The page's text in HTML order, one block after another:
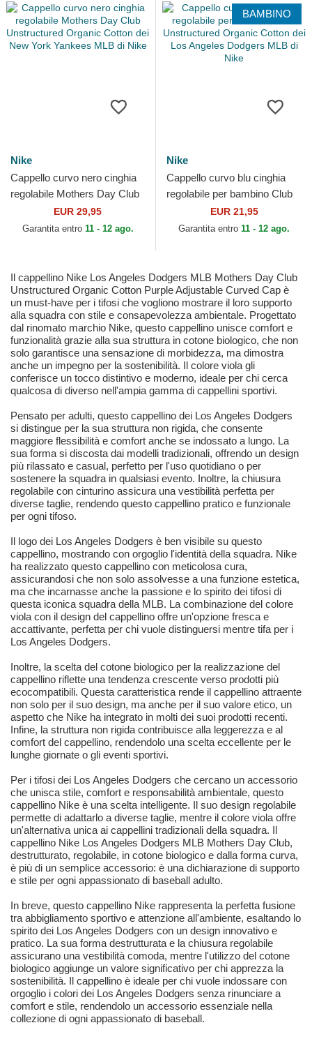
Nike
Cappello curvo nero cinghia
regolabile Mothers Day Club
Unstructured Organic Cotton
dei New York...
EUR 29,95
Garantita entro 11 - 12 ago.
BAMBINO
Nike
Cappello curvo blu cinghia
regolabile per bambino Club
Unstructured Organic Cotton
dei Los...
EUR 21,95
Garantita entro 11 - 12 ago.
Il cappellino Nike Los Angeles Dodgers MLB Mothers Day Club
Unstructured Organic Cotton Purple Adjustable Curved Cap è
un must-have per i tifosi che vogliono mostrare il loro supporto
alla squadra con stile e consapevolezza ambientale. Progettato
dal rinomato marchio Nike, questo cappellino unisce comfort e
funzionalità grazie alla sua struttura in cotone biologico, che non
solo garantisce una sensazione di morbidezza, ma dimostra
anche un impegno per la sostenibilità. Il colore viola gli
conferisce un tocco distintivo e moderno, ideale per chi cerca
qualcosa di diverso nell'ampia gamma di cappellini sportivi.
Pensato per adulti, questo cappellino dei Los Angeles Dodgers
si distingue per la sua struttura non rigida, che consente
maggiore flessibilità e comfort anche se indossato a lungo. La
sua forma si discosta dai modelli tradizionali, offrendo un design
più rilassato e casual, perfetto per l'uso quotidiano o per
sostenere la squadra in qualsiasi evento. Inoltre, la chiusura
regolabile con cinturino assicura una vestibilità perfetta per
diverse taglie, rendendo questo cappellino pratico e funzionale
per ogni tifoso.
Il logo dei Los Angeles Dodgers è ben visibile su questo
cappellino, mostrando con orgoglio l'identità della squadra. Nike
ha realizzato questo cappellino con meticolosa cura,
assicurandosi che non solo assolvesse a una funzione estetica,
ma che incarnasse anche la passione e lo spirito dei tifosi di
questa iconica squadra della MLB. La combinazione del colore
viola con il design del cappellino offre un'opzione fresca e
accattivante, perfetta per chi vuole distinguersi mentre tifa per i
Los Angeles Dodgers.
Inoltre, la scelta del cotone biologico per la realizzazione del
cappellino riflette una tendenza crescente verso prodotti più
ecocompatibili. Questa caratteristica rende il cappellino attraente
non solo per il suo design, ma anche per il suo valore etico, un
aspetto che Nike ha integrato in molti dei suoi prodotti recenti.
Infine, la struttura non rigida contribuisce alla leggerezza e al
comfort del cappellino, rendendolo una scelta eccellente per le
lunghe giornate o gli eventi sportivi.
Per i tifosi dei Los Angeles Dodgers che cercano un accessorio
che unisca stile, comfort e responsabilità ambientale, questo
cappellino Nike è una scelta intelligente. Il suo design regolabile
permette di adattarlo a diverse taglie, mentre il colore viola offre
un'alternativa unica ai cappellini tradizionali della squadra. Il
cappellino Nike Los Angeles Dodgers MLB Mothers Day Club,
destrutturato, regolabile, in cotone biologico e dalla forma curva,
è più di un semplice accessorio: è una dichiarazione di supporto
e stile per ogni appassionato di baseball adulto.
In breve, questo cappellino Nike rappresenta la perfetta fusione
tra abbigliamento sportivo e attenzione all'ambiente, esaltando lo
spirito dei Los Angeles Dodgers con un design innovativo e
pratico. La sua forma destrutturata e la chiusura regolabile
assicurano una vestibilità comoda, mentre l'utilizzo del cotone
biologico aggiunge un valore significativo per chi apprezza la
sostenibilità. Il cappellino è ideale per chi vuole indossare con
orgoglio i colori dei Los Angeles Dodgers senza rinunciare a
comfort e stile, rendendolo un accessorio essenziale nella
collezione di ogni appassionato di baseball.